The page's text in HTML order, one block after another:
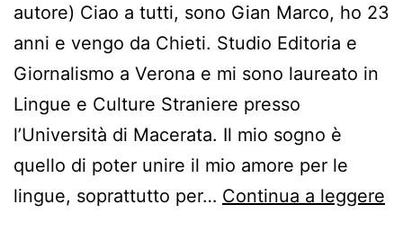
autore) Ciao a tutti, sono Gian Marco, ho 23
anni e vengo da Chieti. Studio Editoria e
Giornalismo a Verona e mi sono laureato in
Lingue e Culture Straniere presso
l’Università di Macerata. Il mio sogno è
quello di poter unire il mio amore per le
lingue, soprattutto per… Continua a leggere